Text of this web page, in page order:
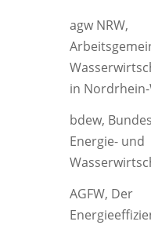
agw NRW,
in
bdew,
Energie- und
AGFW, Der